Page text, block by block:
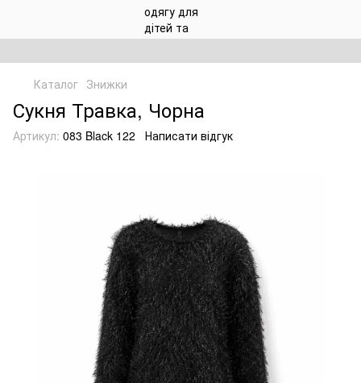
Каталог Знижки
Сукня Травка, Чорна
Артикул: 083 Black 122 Написати відгук